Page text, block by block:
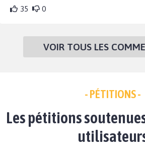
35 0
VOIR TOUS LES
- PÉTITIONS -
Les pétitions